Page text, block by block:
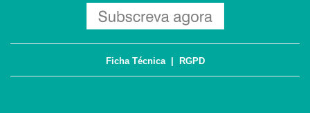
Ficha Técnica| RGPD